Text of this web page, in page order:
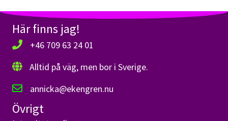
Här finns jag!
+46 709 63 24 01
Alltid på väg, men bor i Sverige.
annicka@ekengren.nu
Övrigt